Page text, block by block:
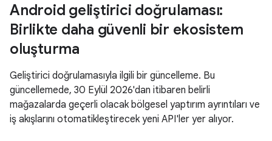
Android geliştirici doğrulaması:
Birlikte daha güvenli bir ekosistem
oluşturma
Geliştirici doğrulamasıyla ilgili bir güncelleme. Bu
güncellemede, 30 Eylül 2026'dan itibaren belirli
mağazalarda geçerli olacak bölgesel yaptırım ayrıntıları ve
iş akışlarını otomatikleştirecek yeni API'ler yer alıyor.